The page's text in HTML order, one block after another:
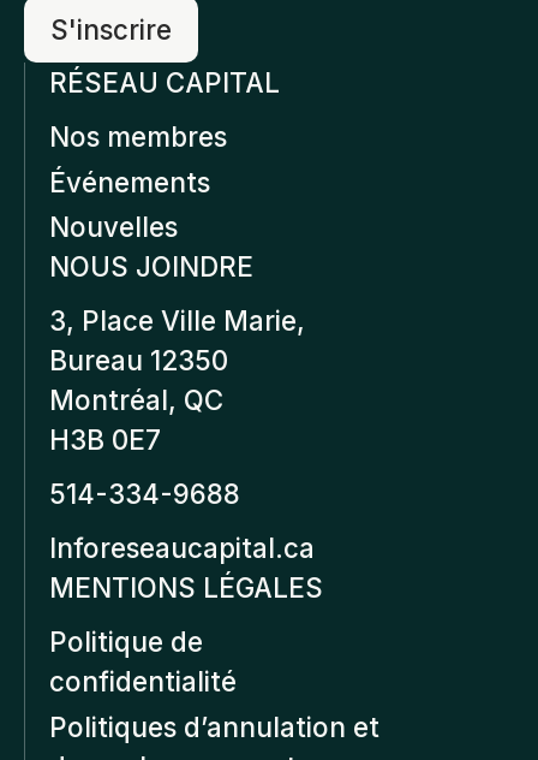
RÉSEAU CAPITAL
Nos membres
Événements
Nouvelles
NOUS JOINDRE
3, Place Ville Marie,
Bureau 12350
Montréal, QC
H3B 0E7
514-334-9688
Inforeseaucapital.ca
MENTIONS LÉGALES
Politique de
confidentialité
Politiques d’annulation et